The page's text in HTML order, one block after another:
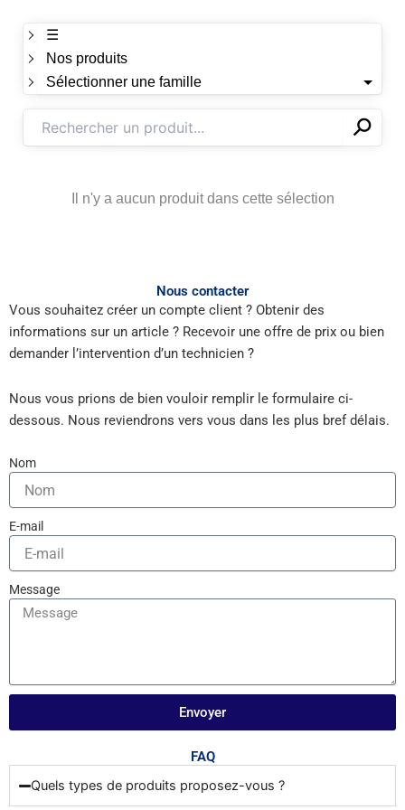
☰
Nos produits
Sélectionner une famille
✕⚲
Il n'y a aucun produit dans cette sélection
Nous contacter
Vous souhaitez créer un compte client ? Obtenir des
informations sur un article ? Recevoir une offre de prix ou bien
demander l’intervention d’un technicien ?
Nous vous prions de bien vouloir remplir le formulaire ci-
dessous. Nous reviendrons vers vous dans les plus bref délais.
Nom
E-mail
Message
Envoyer
FAQ
Quels types de produits proposez-vous ?